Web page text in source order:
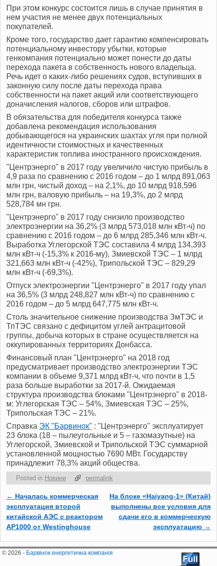
При этом конкурс состоится лишь в случае принятия в
нем участия не менее двух потенциальных
покупателей.
Кроме того, государство дает гарантию компенсировать
потенциальному инвестору убытки, которые
генкомпания потенциально может понести до даты
перехода пакета в собственность нового владельца.
Речь идет о каких-либо решениях судов, вступивших в
законную силу после даты перехода права
собственности на пакет акций или соответствующего
доначисления налогов, сборов или штрафов.
В обязательства для победителя конкурса также
добавлена рекомендация использования
добывающегося на украинских шахтах угля при полной
идентичности стоимостных и качественных
характеристик топлива иностранного происхождения.
"Центрэнерго" в 2017 году увеличило чистую прибыль в
4,9 раза по сравнению с 2016 годом – до 1 млрд 891,063
млн грн, чистый доход – на 2,1%, до 10 млрд 918,596
млн грн, валовую прибыль – на 19,3%, до 2 млрд
528,784 мн грн.
"Центрэнерго" в 2017 году снизило производство
электроэнергии на 36,2% (3 млрд 573,018 млн кВт-ч) по
сравнению с 2016 годом – до 6 млрд 285,346 млн кВт-ч.
Выработка Углегорской ТЭС составила 4 млрд 134,393
млн кВт-ч (-15,3% к 2016-му), Змиевской ТЭС – 1 млрд
321,663 млн кВт-ч (-42%), Трипольской ТЭС – 829,29
млн кВт-ч (-69,3%).
Отпуск электроэнергии "Центрэнерго" в 2017 году упал
на 36,5% (3 млрд 248,827 млн кВт-ч) по сравнению с
2016 годом – до 5 млрд 647,775 млн кВт-ч.
Столь значительное снижение производства ЗмТЭС и
ТпТЭС связано с дефицитом углей антрацитовой
группы, добыча которых в стране осуществляется на
оккупированных территориях Донбасса.
Финансовый план "Центрэнерго" на 2018 год
предусматривает производство электроэнергии ТЭС
компании в объеме 9,371 млрд кВт-ч, что почти в 1,5
раза больше выработки за 2017-й. Ожидаемая
структура производства блоками "Центрэнерго" в 2018-
м: Углегорская ТЭС – 54%, Змиевская ТЭС – 25%,
Трипольская ТЭС – 21%.
Справка ЭК "Барвинок" : "Центрэнерго" эксплуатирует
23 блока (18 – пылеугольные и 5 – газомазутные) на
Углегорской, Змиевской и Трипольской ТЭС суммарной
установленной мощностью 7690 МВт. Государству
принадлежит 78,3% акций общества.
Posted in Новини permalink
Post navigation
← Началась коммерческая
эксплуатация второй
китайской АЭС c реактором
AP1000 от Westinghouse
На блоке «Haiyang-1» (Китай)
выполнены все условия для
сдачи его в коммерческую
эксплуатацию →
© 2026 - Барвінок енергетична компанія